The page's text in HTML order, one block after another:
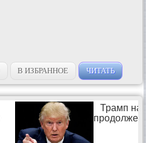
В ИЗБРАННОЕ ЧИТАТЬ